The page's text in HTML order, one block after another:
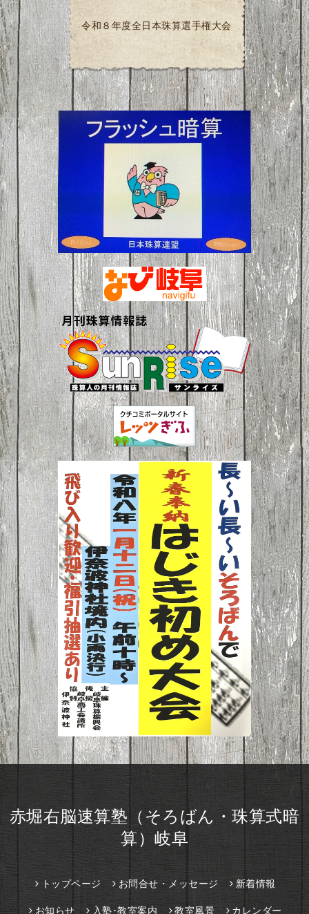
令和８年度全日本珠算選手権大会
赤堀右脳速算塾（そろばん・珠算式暗
算）岐阜
トップページ お問合せ・メッセージ 新着情報
お知らせ 入塾･教室案内 教室風景 カレンダー